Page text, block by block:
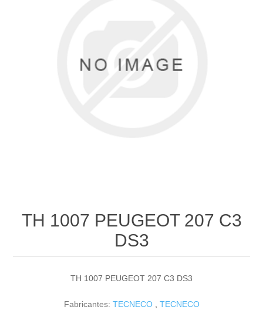
TH 1007 PEUGEOT 207 C3
DS3
TH 1007 PEUGEOT 207 C3 DS3
Fabricantes: TECNECO TECNECO